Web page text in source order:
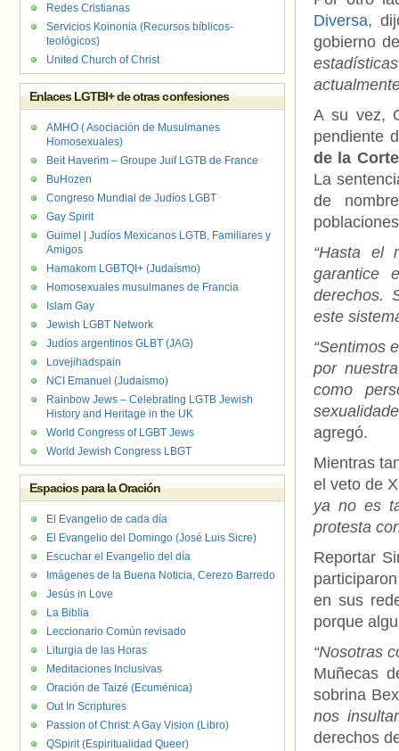
Diversa,
gobierno
A su vez,
pendiente
de la
La
de
“Hasta el
garantice
derechos.
este
“Sentimos
por
como
agregó.
Mientras
el veto de
ya no es
protesta
Reportar
en sus
porque
“Nosotras
Muñecas
sobrina
nos
derechos
Redes Cristianas
Servicios Koinonia (Recursos bíblicos-
teológicos)
United Church of Christ
Enlaces LGTBI+ de otras confesiones
AMHO ( Asociación de Musulmanes
Homosexuales)
Beit Haverim – Groupe Juif LGTB de France
BuHozen
Congreso Mundial de Judíos LGBT
Gay Spirit
Guimel | Judíos Mexicanos LGTB, Familiares y
Amigos
Hamakom LGBTQI+ (Judaísmo)
Homosexuales musulmanes de Francia
Islam Gay
Jewish LGBT Network
Judíos argentinos GLBT (JAG)
Lovejihadspain
NCI Emanuel (Judaísmo)
Rainbow Jews – Celebrating LGTB Jewish
History and Heritage in the UK
World Congress of LGBT Jews
World Jewish Congress LBGT
Espacios para la Oración
El Evangelio de cada día
El Evangelio del Domingo (José Luis Sicre)
Escuchar el Evangelio del día
Imágenes de la Buena Noticia, Cerezo Barredo
Jesús in Love
La Biblia
Leccionario Común revisado
Liturgia de las Horas
Meditaciones Inclusivas
Oración de Taizé (Ecuménica)
Out In Scriptures
Passion of Christ: A Gay Vision (Libro)
QSpirit (Espiritualidad Queer)